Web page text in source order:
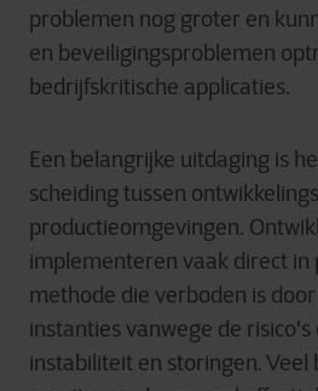
problemen nog groter en
en beveiligingsproblemen
bedrijfskritische applicaties.
Een belangrijke uitdaging is
scheidingtussen ontwikkelings
productieomgevingen.
implementerenvaak direct in
methode die verboden is door
instantiesvanwege de risico's
instabiliteit en storingen. Veel